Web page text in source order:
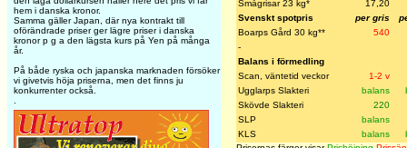
hem i danska kronor.
Samma gäller Japan, där nya kontrakt till
oförändrade priser ger lägre priser i danska
kronor p g a den lägsta kurs på Yen på många
år.
På både ryska och japanska marknaden försöker
vi givetvis höja priserna, men det finns ju
konkurrenter också.
Smågrisar 23 kg*
17,20
Svenskt spotpris
per gris
Boarps Gård 30 kg**
540
-
Balans i förmedling
Scan, väntetid veckor
1-2 v
Ugglarps Slakteri
balans
Skövde Slakteri
220
SLP
balans
KLS
balans